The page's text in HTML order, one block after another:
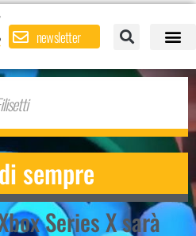
newsletter
sempre
Series X sarà